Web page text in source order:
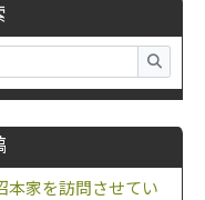
本家を訪問させてい